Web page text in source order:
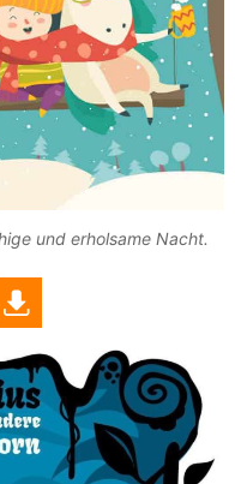
und erholsame Nacht.